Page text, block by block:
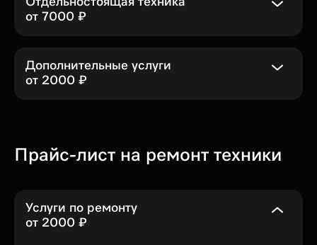
от 7000 ₽
Дополнительные услуги
от 2000 ₽
Прайс-лист на ремонт техники
Услуги по ремонту
от 2000 ₽